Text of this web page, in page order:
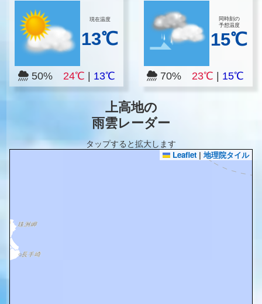
現在温度
13℃
50% 24℃ 13℃
同時刻の
予想温度
15℃
70% 23℃ 15℃
上高地の
雨雲レーダー
タップすると拡大します
Leaflet | 地理院タイル